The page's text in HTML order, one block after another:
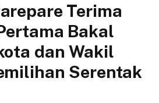
Terima
Bakal
dan Wakil
Serentak